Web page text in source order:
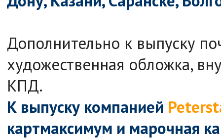
Дополнительно к выпуску
художественная обложка,
КПД.
К выпуску компанией
картмаксимум и марочная